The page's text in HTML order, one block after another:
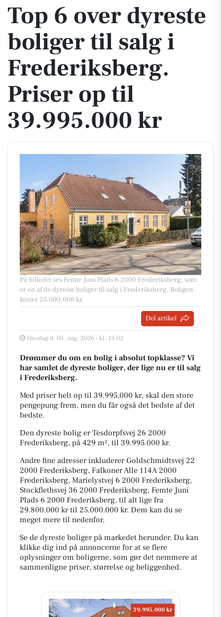
Top 6 over dyreste
boliger til salg i
Frederiksberg.
Priser op til
39.995.000 kr
På billedet ses Femte Juni Plads 6 2000 Frederiksberg, som
er en af de dyreste boliger til salg i Frederiksberg. Boligen
koster 25.000.000 kr.
Del artikel
Onsdag d. 05. aug. 2026 - kl. 13:02
Drømmer du om en bolig i absolut topklasse? Vi
har samlet de dyreste boliger, der lige nu er til salg
i Frederiksberg.
Med priser helt op til 39.995.000 kr, skal den store
pengepung frem, men du får også det bedste af det
bedste.
Den dyreste bolig er Tesdorpfsvej 26 2000
Frederiksberg, på 429 m², til 39.995.000 kr.
Andre fine adresser inkluderer Goldschmidtsvej 22
2000 Frederiksberg, Falkoner Alle 114A 2000
Frederiksberg, Marielystvej 6 2000 Frederiksberg,
Stockflethsvej 36 2000 Frederiksberg, Femte Juni
Plads 6 2000 Frederiksberg, til alt lige fra
29.800.000 kr til 25.000.000 kr. Dem kan du se
meget mere til nedenfor.
Se de dyreste boliger på markedet herunder. Du kan
klikke dig ind på annoncerne for at se flere
oplysninger om boligerne, som gør det nemmere at
sammenligne priser, størrelse og beliggenhed.
39.995.000 kr